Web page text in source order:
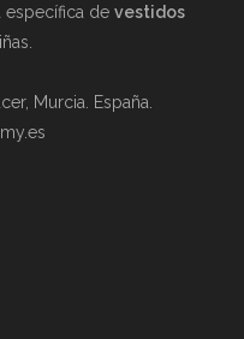
específica devestidos
Murcia. España.